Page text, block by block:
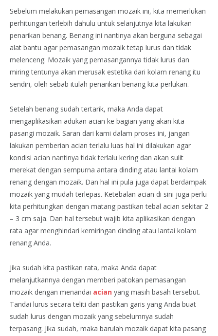
Sebelum melakukan pemasangan mozaik ini, kita memerlukan
perhitungan terlebih dahulu untuk selanjutnya kita lakukan
penarikan benang. Benang ini nantinya akan berguna sebagai
alat bantu agar pemasangan mozaik tetap lurus dan tidak
melenceng. Mozaik yang pemasangannya tidak lurus dan
miring tentunya akan merusak estetika dari kolam renang itu
sendiri, oleh sebab itulah penarikan benang kita perlukan.
Setelah benang sudah tertarik, maka Anda dapat
mengaplikasikan adukan acian ke bagian yang akan kita
pasangi mozaik. Saran dari kami dalam proses ini, jangan
lakukan pemberian acian terlalu luas hal ini dilakukan agar
kondisi acian nantinya tidak terlalu kering dan akan sulit
merekat dengan sempurna antara dinding atau lantai kolam
renang dengan mozaik. Dan hal ini pula juga dapat berdampak
mozaik yang mudah terlepas. Ketebalan acian di sini juga perlu
kita perhitungkan dengan matang pastikan tebal acian sekitar 2
– 3 cm saja. Dan hal tersebut wajib kita aplikasikan dengan
rata agar menghindari kemiringan dinding atau lantai kolam
renang Anda.
Jika sudah kita pastikan rata, maka Anda dapat
melanjutkannya dengan memberi patokan pemasangan
mozaik dengan menandai acian yang masih basah tersebut.
Tandai lurus secara teliti dan pastikan garis yang Anda buat
sudah lurus dengan mozaik yang sebelumnya sudah
terpasang. Jika sudah, maka barulah mozaik dapat kita pasang